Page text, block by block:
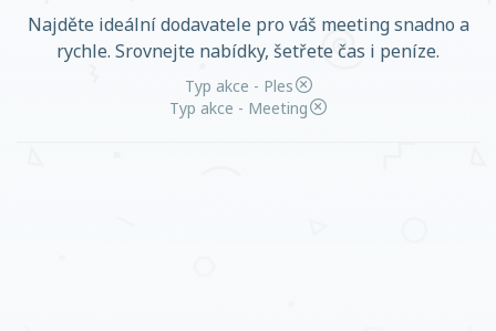
Založit účet
Najděte ideální dodavatele pro váš meeting snadno a
rychle. Srovnejte nabídky, šetřete čas i peníze.
Typ akce - Ples
Typ akce - Meeting